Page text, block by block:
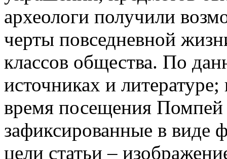
археологи получили
черты повседневной
классов общества. По
источниках и
время посещения
зафиксированные в виде
цели статьи –